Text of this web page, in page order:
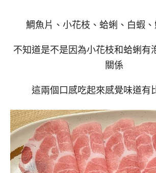
鯛魚片 、 小花枝 、 蛤蜊 、 白蝦 、
不知道是不是因為小花枝和 蛤蜊有
關係
這兩個口感吃起來感覺味道有